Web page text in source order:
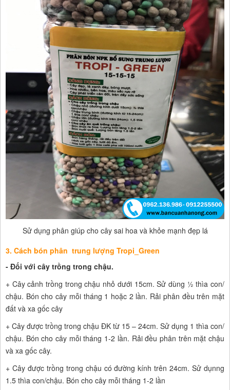
Sử dụng phân giúp cho cây sai hoa và khỏe mạnh đẹp lá
3. Cách bón phân trung lượng Tropi_Green
- Đối với cây trồng trong chậu.
+ Cây cảnh trồng trong chậu nhỏ dưới 15cm. Sử dùng ½ thìa con/
chậu. Bón cho cây mỗi tháng 1 hoặc 2 lần. Rải phân đều trên mặt
đất và xa gốc cây
+ Cây được trồng trong chậu ĐK từ 15 – 24cm. Sử dụng 1 thìa con/
chậu. Bón cho cây mỗi tháng 1-2 lần. Rải đều phân trên mặt chậu
và xa gốc cây.
+ Cây được trồng trong chậu có đường kính trên 24cm. Sử dụnng
1.5 thìa con/chậu. Bón cho cây mỗi tháng 1-2 lần